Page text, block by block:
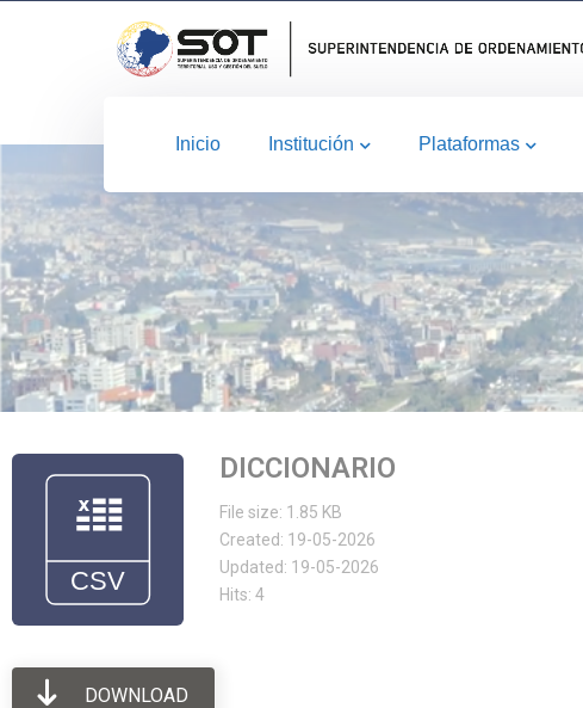
Inicio Institución Plataformas
DICCIONARIO
File size: 1.85 KB
Created: 19-05-2026
Updated: 19-05-2026
Hits: 4
DOWNLOAD